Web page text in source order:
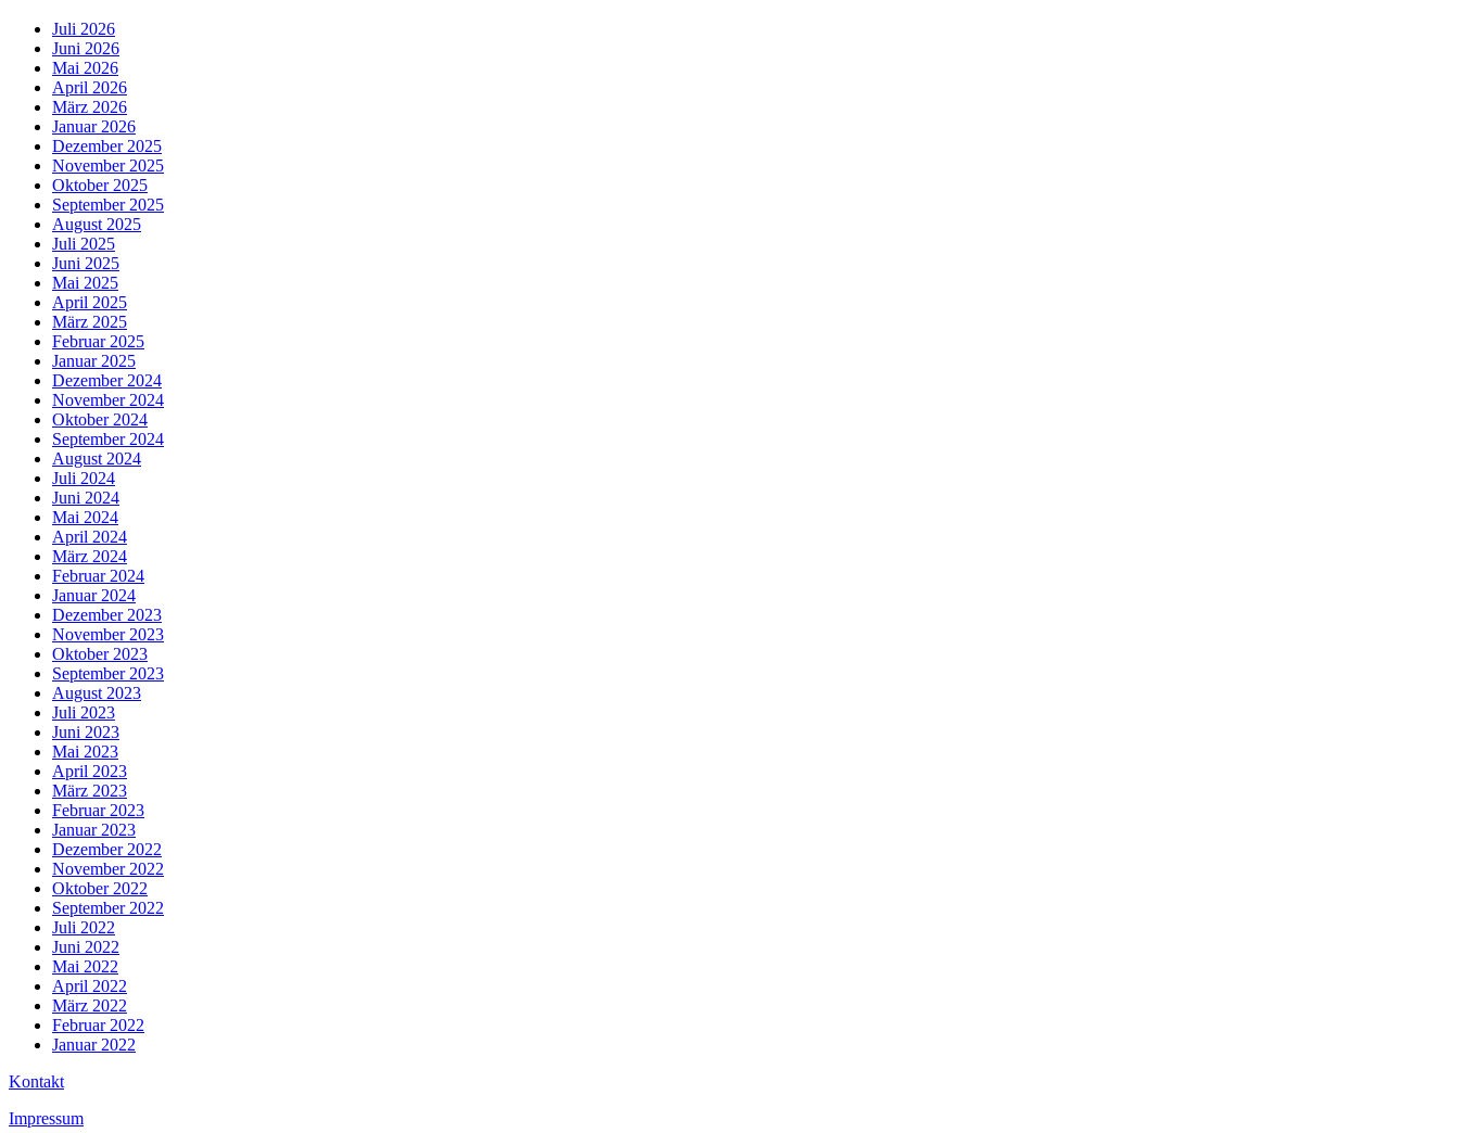
Juli 2026
Juni 2026
Mai 2026
April 2026
März 2026
Januar 2026
Dezember 2025
November 2025
Oktober 2025
September 2025
August 2025
Juli 2025
Juni 2025
Mai 2025
April 2025
März 2025
Februar 2025
Januar 2025
Dezember 2024
November 2024
Oktober 2024
September 2024
August 2024
Juli 2024
Juni 2024
Mai 2024
April 2024
März 2024
Februar 2024
Januar 2024
Dezember 2023
November 2023
Oktober 2023
September 2023
August 2023
Juli 2023
Juni 2023
Mai 2023
April 2023
März 2023
Februar 2023
Januar 2023
Dezember 2022
November 2022
Oktober 2022
September 2022
Juli 2022
Juni 2022
Mai 2022
April 2022
März 2022
Februar 2022
Januar 2022
Kontakt
Impressum